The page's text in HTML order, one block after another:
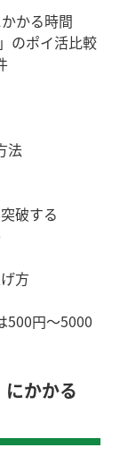
かる時間
のポイ活比較
法
破する
方
500円～5000
にかかる